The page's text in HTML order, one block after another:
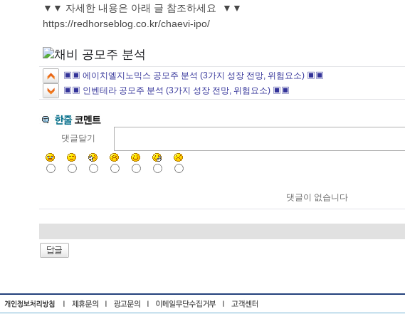
▼▼ 자세한 내용은 아래 글 참조하세요 ▼▼
https://redhorseblog.co.kr/chaevi-ipo/
▣▣ 에이치엘지노믹스 공모주 분석 (3가지 성장 전망, 위험요소) ▣▣
▣▣ 인벤테라 공모주 분석 (3가지 성장 전망, 위험요소) ▣▣
댓글달기
댓글이 없습니다